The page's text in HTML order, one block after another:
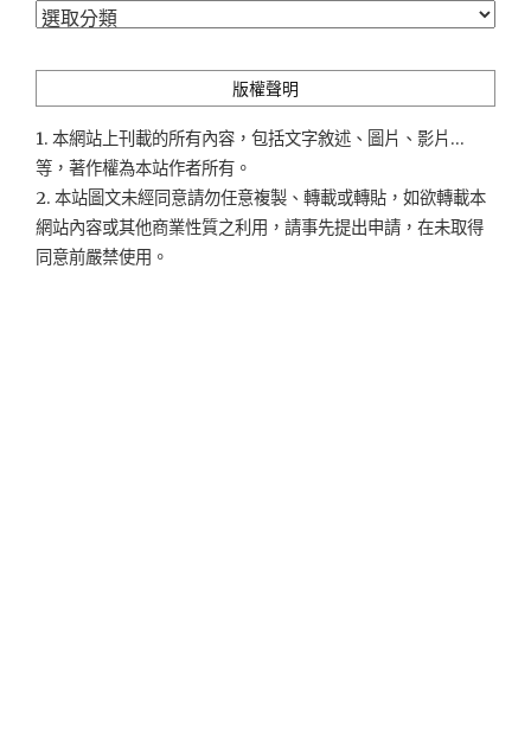
分
版權聲明
1. 本網站上刊載的所有內容，包括文字敘述、圖片、影片...
等，著作權為本站作者所有。
2. 本站圖文未經同意請勿任意複製、轉載或轉貼，如欲轉載本
網站內容或其他商業性質之利用，請事先提出申請，在未取得
同意前嚴禁使用。